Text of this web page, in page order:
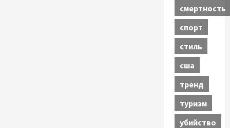
смертность
спорт
стиль
сша
тренд
туризм
убийство